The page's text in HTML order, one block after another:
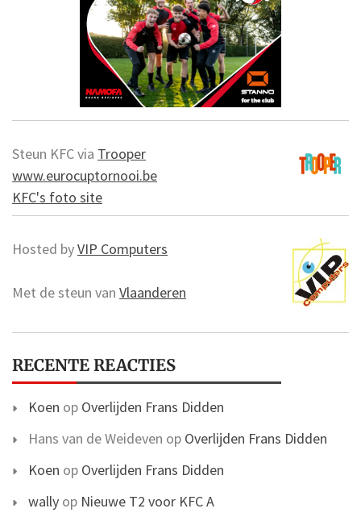
Steun KFC via Trooper
www.eurocuptornooi.be
KFC's foto site
Hosted byVIP Computers
Met de steun van Vlaanderen
RECENTE REACTIES
Koen op Overlijden Frans Didden
Hans van de Weideven op Overlijden Frans Didden
Koen op Overlijden Frans Didden
wally op Nieuwe T2 voor KFC A